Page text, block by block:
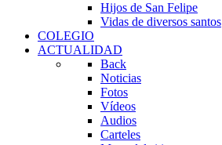
Hijos de San Felipe
Vidas de diversos santos
COLEGIO
ACTUALIDAD
Back
Noticias
Fotos
Vídeos
Audios
Carteles